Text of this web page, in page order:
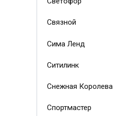
Связной
Сима Ленд
Ситилинк
Снежная Королева
Спортмастер